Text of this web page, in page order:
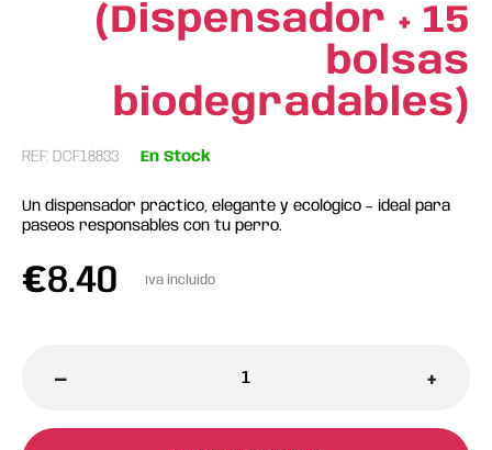
(Dispensador + 15
bolsas
biodegradables)
REF: DCF18833 En Stock
Un dispensador práctico, elegante y ecológico – ideal para
paseos responsables con tu perro.
€8.40 Iva incluido
- +